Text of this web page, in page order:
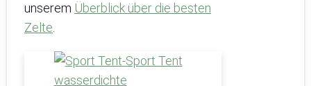
unserem Überblick über die besten
Zelte.